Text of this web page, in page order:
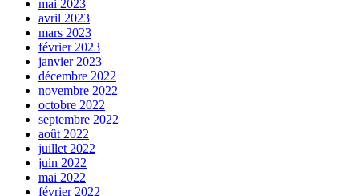
mai 2023
avril 2023
mars 2023
février 2023
janvier 2023
décembre 2022
novembre 2022
octobre 2022
septembre 2022
août 2022
juillet 2022
juin 2022
mai 2022
février 2022